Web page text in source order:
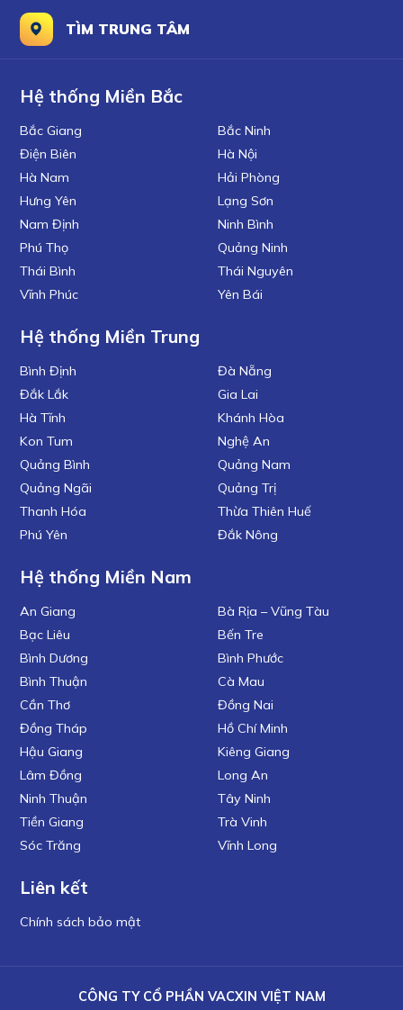
TÌM TRUNG TÂM
Hệ thống Miền Bắc
Bắc Giang
Điện Biên
Hà Nam
Hưng Yên
Nam Định
Phú Thọ
Thái Bình
Vĩnh Phúc
Bắc Ninh
Hà Nội
Hải Phòng
Lạng Sơn
Ninh Bình
Quảng Ninh
Thái Nguyên
Yên Bái
Hệ thống Miền Trung
Bình Định
Đắk Lắk
Hà Tĩnh
Kon Tum
Quảng Bình
Quảng Ngãi
Thanh Hóa
Phú Yên
Đà Nẵng
Gia Lai
Khánh Hòa
Nghệ An
Quảng Nam
Quảng Trị
Thừa Thiên Huế
Đắk Nông
Hệ thống Miền Nam
An Giang
Bạc Liêu
Bình Dương
Bình Thuận
Cần Thơ
Đồng Tháp
Hậu Giang
Lâm Đồng
Ninh Thuận
Tiền Giang
Sóc Trăng
Bà Rịa – Vũng Tàu
Bến Tre
Bình Phước
Cà Mau
Đồng Nai
Hồ Chí Minh
Kiêng Giang
Long An
Tây Ninh
Trà Vinh
Vĩnh Long
Liên kết
Chính sách bảo mật
CÔNG TY CỔ PHẦN VACXIN VIỆT NAM